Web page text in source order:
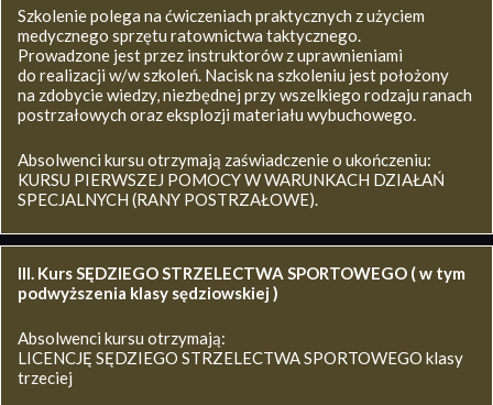
Szkolenie polega na ćwiczeniach praktycznych z użyciem
medycznego sprzętu ratownictwa taktycznego.
Prowadzone jest przez instruktorów z uprawnieniami
do realizacji w/w szkoleń. Nacisk na szkoleniu jest położony
na zdobycie wiedzy, niezbędnej przy wszelkiego rodzaju ranach
postrzałowych oraz eksplozji materiału wybuchowego.
Absolwenci kursu otrzymają zaświadczenie o ukończeniu:
KURSU PIERWSZEJ POMOCY W WARUNKACH DZIAŁAŃ
SPECJALNYCH (RANY POSTRZAŁOWE).
III. Kurs SĘDZIEGO STRZELECTWA SPORTOWEGO ( w tym
podwyższenia klasy sędziowskiej )
Absolwenci kursu otrzymają:
LICENCJĘ SĘDZIEGO STRZELECTWA SPORTOWEGO klasy
trzeciej